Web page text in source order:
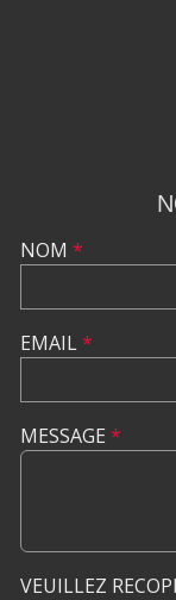
NOM *
EMAIL*
MESSAGE *
VEUILLEZ